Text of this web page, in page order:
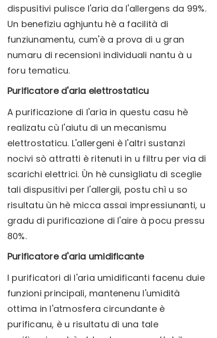
dispusitivi pulisce l'aria da l'allergens da 99%.
Un benefiziu aghjuntu hè a facilità di
funziunamentu, cum'è a prova di u gran
numaru di recensioni individuali nantu à u
foru tematicu.
Purificatore d'aria elettrostaticu
A purificazione di l'aria in questu casu hè
realizatu cù l'aiutu di un mecanismu
elettrostaticu. L'allergeni è l'altri sustanzi
nocivi sò attratti è ritenuti in u filtru per via di
scarichi elettrici. Ùn hè cunsigliatu di sceglie
tali dispusitivi per l'allergii, postu chì u so
risultatu ùn hè micca assai impressiunanti, u
gradu di purificazione di l'aire à pocu pressu
80%.
Purificatore d'aria umidificante
I purificatori di l'aria umidificanti facenu duie
funzioni principali, mantenenu l'umidità
ottima in l'atmosfera circundante è
purificanu, è u risultatu di una tale